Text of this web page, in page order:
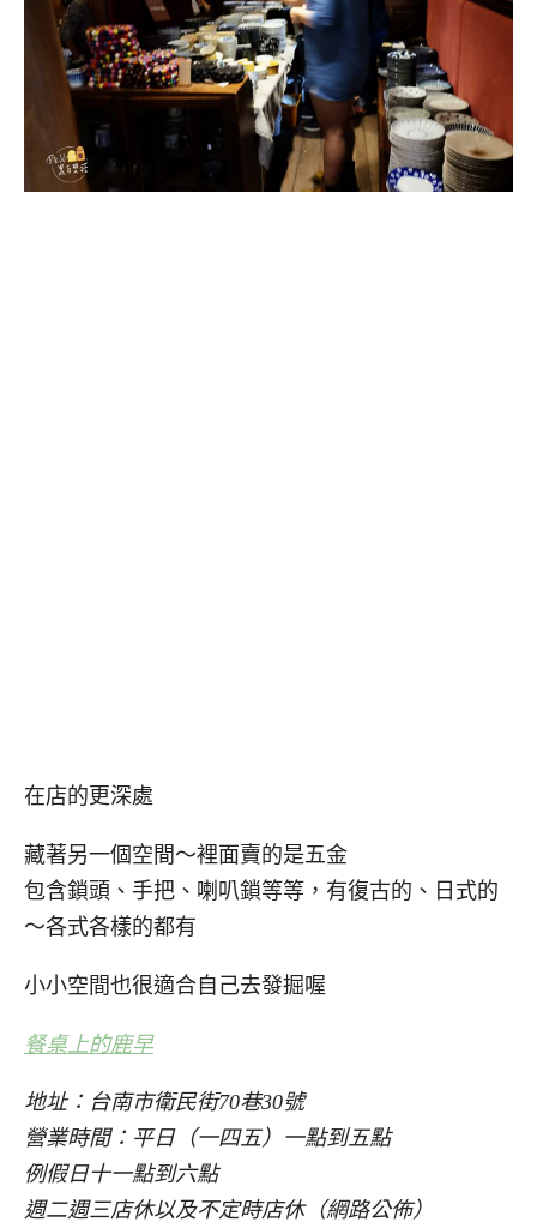
在店的更深處
藏著另一個空間～裡面賣的是五金
包含鎖頭、手把、喇叭鎖等等，有復古的、日式的
～各式各樣的都有
小小空間也很適合自己去發掘喔
餐桌上的鹿早
地址：台南市衛民街70巷30號
營業時間：平日（一四五）一點到五點
例假日十一點到六點
週二週三店休以及不定時店休（網路公佈）